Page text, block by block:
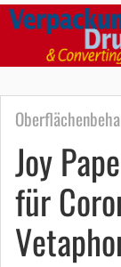
Joy
für